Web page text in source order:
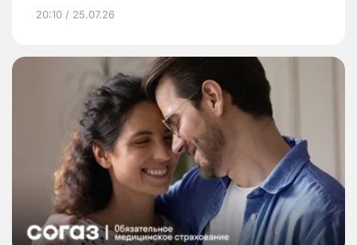
20:10 / 25.07.26